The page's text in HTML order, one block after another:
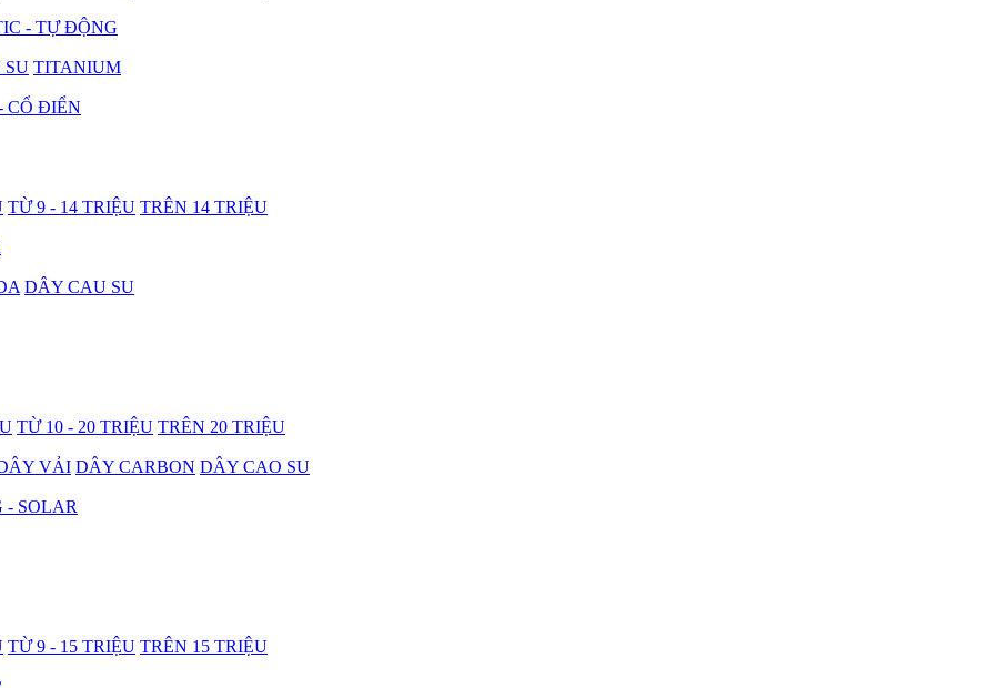
- TỰ ĐỘNG
SU TITANIUM
CỔ ĐIỂN
TỪ 9 - 14 TRIỆU TRÊN 14 TRIỆU
DÂY CAU SU
TỪ 10 - 20 TRIỆU TRÊN 20 TRIỆU
VẢI DÂY CARBON DÂY CAO SU
- SOLAR
TỪ 9 - 15 TRIỆU TRÊN 15 TRIỆU